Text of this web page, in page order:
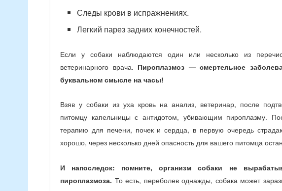
Следы крови в испражнениях.
Легкий парез задних конечностей.
Если у собаки наблюдаются один или несколько из
ветеринарного врача. Пироплазмоз — смертельное
буквальном смысле на часы!
Взяв у собаки из уха кровь на анализ, ветеринар, после
питомцу капельницы с антидотом, убивающим пироплазму.
терапию для печени, почек и сердца, в первую очередь
хорошо, через несколько дней опасность для вашего питомца
И напоследок: помните, организм собаки не
пироплазмоза. То есть, переболев однажды, собака может